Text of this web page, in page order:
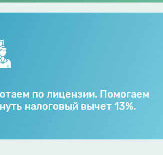
по лицензии. Помогаем
налоговый вычет 13%.